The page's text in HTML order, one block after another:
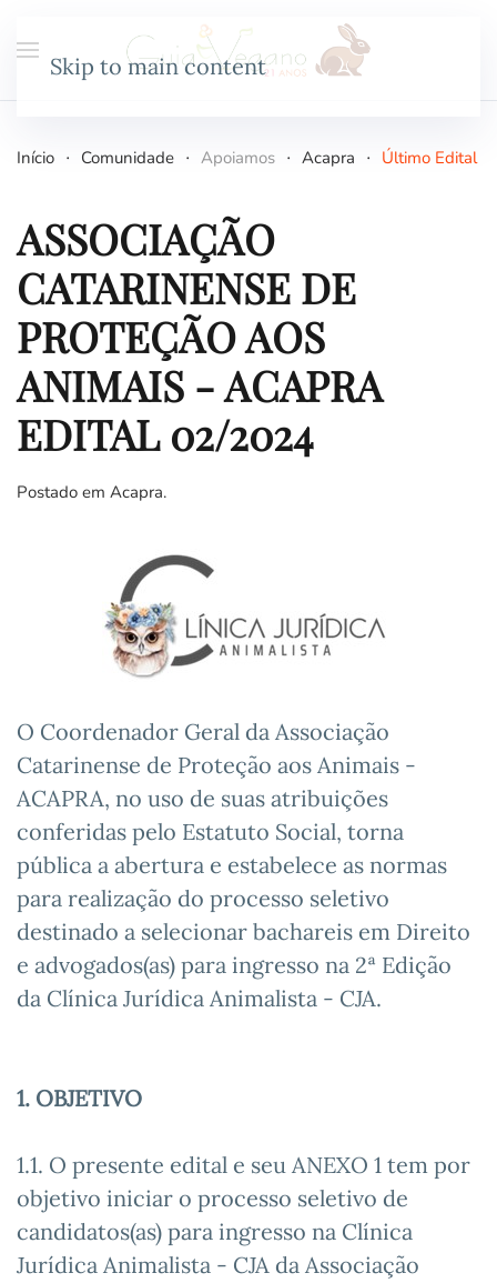
Skip to main content
Início Comunidade Apoiamos Acapra Último Edital
ASSOCIAÇÃO
CATARINENSE DE
PROTEÇÃO AOS
ANIMAIS - ACAPRA
EDITAL 02/2024
Postado em Acapra.
O Coordenador Geral da Associação
Catarinense de Proteção aos Animais -
ACAPRA, no uso de suas atribuições
conferidas pelo Estatuto Social, torna
pública a abertura e estabelece as normas
para realização do processo seletivo
destinado a selecionar bachareis em Direito
e advogados(as) para ingresso na 2ª Edição
da Clínica Jurídica Animalista - CJA.
1. OBJETIVO
1.1. O presente edital e seu ANEXO 1 tem por
objetivo iniciar o processo seletivo de
candidatos(as) para ingresso na Clínica
Jurídica Animalista - CJA da Associação